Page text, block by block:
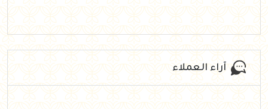
آراء العملاء